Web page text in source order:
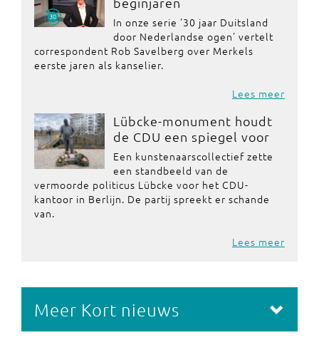
In onze serie '30 jaar Duitsland
door Nederlandse ogen' vertelt
correspondent Rob Savelberg over Merkels
eerste jaren als kanselier.
Lees meer
Lübcke-monument houdt
de CDU een spiegel voor
Een kunstenaarscollectief zette
een standbeeld van de
vermoorde politicus Lübcke voor het CDU-
kantoor in Berlijn. De partij spreekt er schande
van.
Lees meer
Meer Kort nieuws